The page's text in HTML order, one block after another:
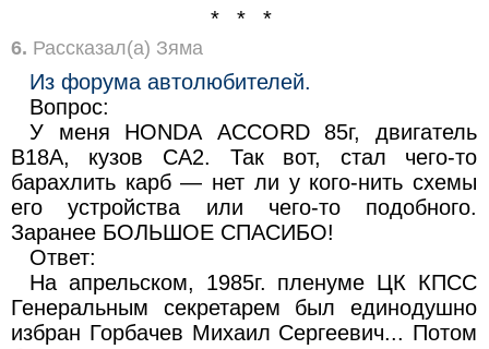
* * *
6. Рассказал(а) Зяма
Из форума автолюбителей.
Вопрос:
У меня НОNDА АССОRD 85г, двигатель
В18А, кузов СА2. Так вот, стал чего-то
барахлить карб — нет ли у кого-нить схемы
его устройства или чего-то подобного.
Заранее БОЛЬШОЕ СПАСИБО!
Ответ:
На апрельском, 1985г. пленуме ЦК КПСС
Генеральным секретарем был единодушно
избран Горбачев Михаил Сергеевич... Потом